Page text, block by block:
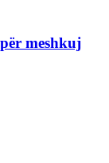
meshkuj